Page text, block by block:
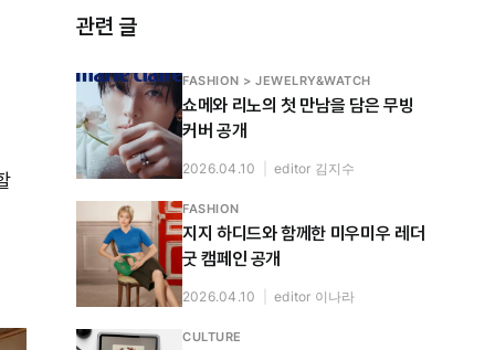
관련 글
FASHION > JEWELRY&WATCH
쇼메와 리노의 첫 만남을 담은 무빙
커버 공개
2026.04.10 editor 김지수
FASHION
지지 하디드와 함께한 미우미우 레더
굿 캠페인 공개
2026.04.10 editor 이나라
CULTURE